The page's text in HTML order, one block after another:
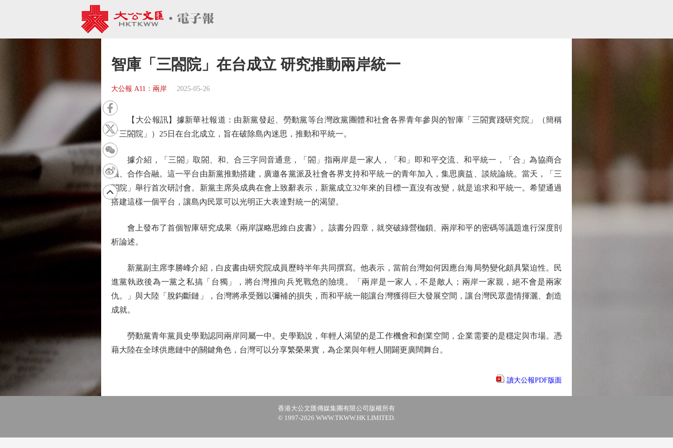
智庫「三閤院」在台成立 研究推動兩岸統一
大公報 A11：兩岸 2025-05-26
【大公報訊】據新華社報道：由新黨發起、勞動黨等台灣政黨團體和社會各界青年參與的智庫「三閤實踐研究院」（簡稱
「三閤院」）25日在台北成立，旨在破除島內迷思，推動和平統一。
據介紹，「三閤」取閤、和、合三字同音通意，「閤」指兩岸是一家人，「和」即和平交流、和平統一，「合」為協商合
議、合作合融。這一平台由新黨推動搭建，廣邀各黨派及社會各界支持和平統一的青年加入，集思廣益、談統論統。當天，「三
閤院」舉行首次研討會。新黨主席吳成典在會上致辭表示，新黨成立32年來的目標一直沒有改變，就是追求和平統一。希望通過
搭建這樣一個平台，讓島內民眾可以光明正大表達對統一的渴望。
會上發布了首個智庫研究成果《兩岸謀略思維白皮書》。該書分四章，就突破綠營枷鎖、兩岸和平的密碼等議題進行深度剖
析論述。
新黨副主席李勝峰介紹，白皮書由研究院成員歷時半年共同撰寫。他表示，當前台灣如何因應台海局勢變化頗具緊迫性。民
進黨執政後為一黨之私搞「台獨」，將台灣推向兵兇戰危的險境。「兩岸是一家人，不是敵人；兩岸一家親，絕不會是兩家
仇。」與大陸「脫鈎斷鏈」，台灣將承受難以彌補的損失，而和平統一能讓台灣獲得巨大發展空間，讓台灣民眾盡情揮灑、創造
成就。
勞動黨青年黨員史學勤認同兩岸同屬一中。史學勤說，年輕人渴望的是工作機會和創業空間，企業需要的是穩定與市場。憑
藉大陸在全球供應鏈中的關鍵角色，台灣可以分享繁榮果實，為企業與年輕人開闢更廣闊舞台。
讀大公報PDF版面
香港大公文匯傳媒集團有限公司版權所有
© 1997-2026 WWW.TKWW.HK LIMITED.